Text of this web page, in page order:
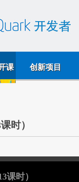
课 创新项目
时）
课时）